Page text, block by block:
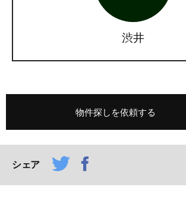
渋井
物件探しを依頼する
シェア